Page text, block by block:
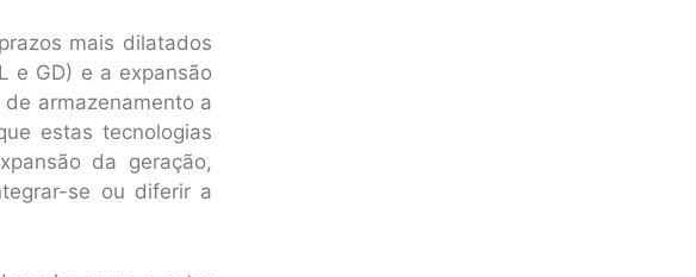
mais dilatados
e GD) e a expansão
armazenamento a
estas tecnologias
da geração,
se ou diferir a